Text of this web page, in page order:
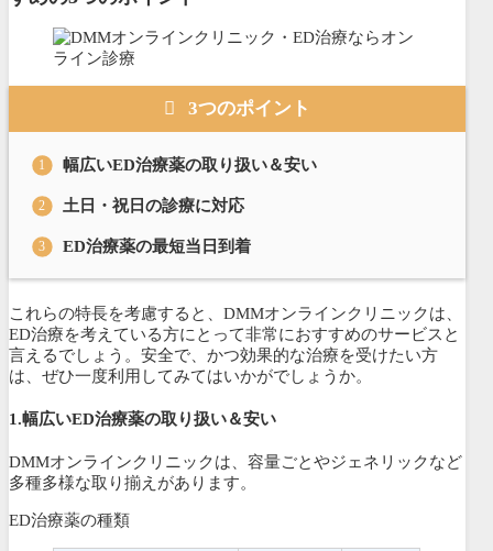
3つのポイント
幅広いED治療薬の取り扱い＆安い
土日・祝日の診療に対応
ED治療薬の最短当日到着
これらの特長を考慮すると、DMMオンラインクリニックは、
ED治療を考えている方にとって非常におすすめのサービスと
言えるでしょう。安全で、かつ効果的な治療を受けたい方
は、ぜひ一度利用してみてはいかがでしょうか。
1.幅広いED治療薬の取り扱い＆安い
DMMオンラインクリニックは、容量ごとやジェネリックなど
多種多様な取り揃えがあります。
ED治療薬の種類